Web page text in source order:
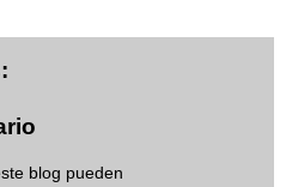
blog pueden